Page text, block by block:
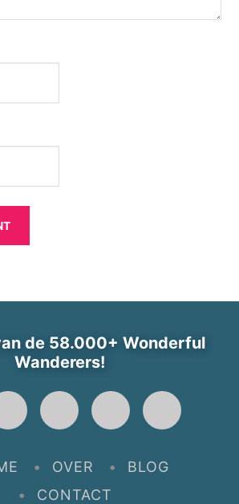
de 58.000+ Wonderful
Wanderers!
ube gram
OVER
BLOG
CONTACT